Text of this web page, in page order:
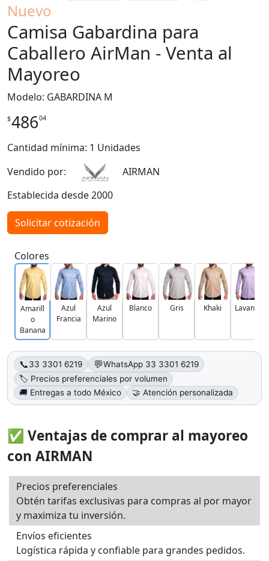
Nuevo
Camisa Gabardina para
Caballero AirMan - Venta al
Mayoreo
Modelo: GABARDINA M
$48604
Cantidad mínima: 1 Unidades
Vendido por:
AIRMAN
Establecida desde 2000
Solicitar cotización
Colores
Amarill
o
Banana
Azul
Francia
Azul
Marino
Blanco Gris Khaki Lavanda
📞33 3301 6219 💬WhatsApp 33 3301 6219
🏷️ Precios preferenciales por volumen
🚚 Entregas a todo México
🤝 Atención personalizada
✅ Ventajas de comprar al mayoreo
con AIRMAN
Precios preferenciales
Obtén tarifas exclusivas para compras al por mayor
y maximiza tu inversión.
Envíos eficientes
Logística rápida y confiable para grandes pedidos.